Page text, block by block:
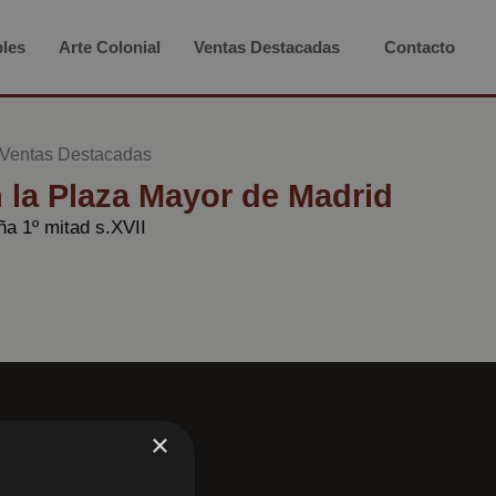
Arte Colonial Ventas Destacadas Contacto
Ventas Destacadas
la Plaza Mayor de Madrid
1º mitad s.XVII
×